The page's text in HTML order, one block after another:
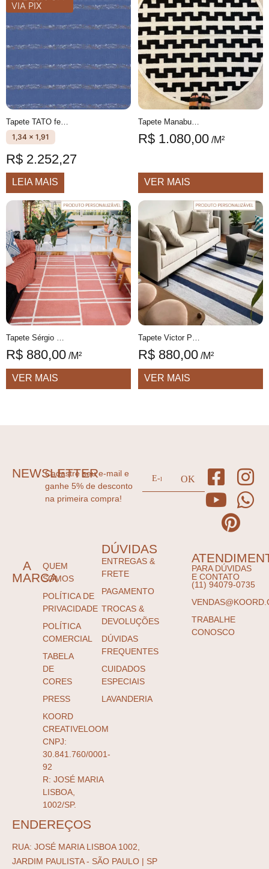
VIA PIX
1,34 x 1,91
R$ 2.252,27
LEIA MAIS
R$ 1.080,00 /M²
VER MAIS
Tapete Sérgio Personalizável Design Moderno feito à mão, 100% algodão reciclado
R$ 880,00 /M²
VER MAIS
Tapete Victor Personalizável Listrado feito à mão, 100% algodão reciclado
R$ 880,00 /M²
VER MAIS
NEWSLETTER
Cadastre seu e-mail e
ganhe 5% de desconto
na primeira compra!
A
MARCA
QUEM
SOMOS
POLÍTICA DE
PRIVACIDADE
POLÍTICA
COMERCIAL
TABELA
DE
CORES
PRESS
KOORD
CREATIVELOOM
CNPJ:
30.841.760/0001-
92
R: JOSÉ MARIA
LISBOA,
1002/SP.
DÚVIDAS
ENTREGAS &
FRETE
PAGAMENTO
TROCAS &
DEVOLUÇÕES
DÚVIDAS
FREQUENTES
CUIDADOS
ESPECIAIS
LAVANDERIA
PARA DÚVIDAS
E CONTATO
(11) 94079-0735
TRABALHE
CONOSCO
ENDEREÇOS
RUA: JOSÉ MARIA LISBOA 1002,
JARDIM PAULISTA - SÃO PAULO | SP